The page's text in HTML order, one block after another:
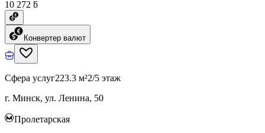
10 272 ƃ
Конвертер валют
Сфера услуг223.3 м²2/5 этаж
г. Минск, ул. Ленина, 50
Пролетарская